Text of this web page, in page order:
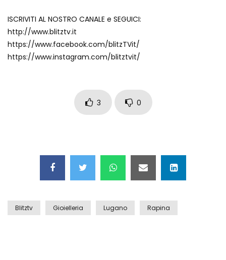
Auto coperta dal letame dopo
incidente
automatico
ISCRIVITI AL NOSTRO CANALE e SEGUICI:
http://www.blitztv.it
https://www.facebook.com/blitzTVit/
https://www.instagram.com/blitztvit/
3 0
Blitztv Gioielleria Lugano Rapina